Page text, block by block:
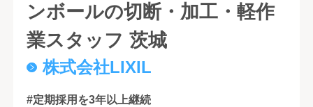
ンボールの切断・加工・軽作
業スタッフ 茨城
株式会社LIXIL
#定期採用を3年以上継続